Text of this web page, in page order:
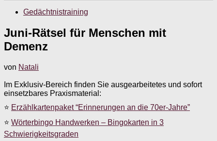
Gedächtnistraining
Juni-Rätsel für Menschen mit
Demenz
von Natali
Im Exklusiv-Bereich finden Sie ausgearbeitetes und sofort
einsetzbares Praxismaterial:
⭐ Erzählkartenpaket “Erinnerungen an die 70er-Jahre”
⭐ Wörterbingo Handwerken – Bingokarten in 3
Schwierigkeitsgraden